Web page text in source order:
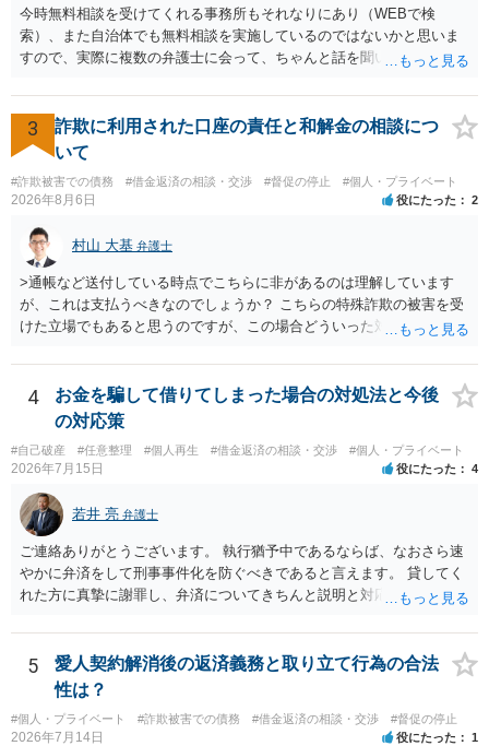
今時無料相談を受けてくれる事務所もそれなりにあり（WEBで検
索）、また自治体でも無料相談を実施しているのではないかと思いま
すので、実際に複数の弁護士に会って、ちゃんと話を聞いてくれる
はそもそも事案を把握できていないようですので、御相談の案件につ
いては弁護士として能力不足なのかもしれません。相手にしない方が
良いと思います。ただ、仮想通貨詐欺の被害回復は現実的には難しい
かもしれません。
3
詐欺に利用された口座の責任と和解金の相談につ
いて
#詐欺被害での債務 #借金返済の相談・交渉 #督促の停止 #個人・プライベート
2026年8月6日 役にたった 2
村山 大基 弁護士
>通帳など送付している時点でこちらに非があるのは理解しています
が、これは支払うべきなのでしょうか？ こちらの特殊詐欺の被害を受
けた立場でもあると思うのですが、この場合どういった対処が必要で
がいいとは思います。 そもそも、特殊詐欺関係なく旦那さんの行為
は法に触れる可能性もあります。 ＞100万を支払わず穏便に和解する
ことは可能でしょうか？ →一般的には難しいです。相談者さんも１０
０万円の被害を受けたとして、１円も払わないで和解したいと言われ
たら、 できるだけ重い刑罰を与えて欲しい、と思われるのではない
でしょうか。 ＞弁護士さんに入ってもらうことで支払額が下がること
はありますか？ そこはあり得ます、ただ、弁護士費用かけるならその
分賠償に回すことも考えられるので、 兼ね合いは考えてみましょう。
4
お金を騙して借りてしまった場合の対処法と今後
の対応策
#自己破産 #任意整理 #個人再生 #借金返済の相談・交渉 #個人・プライベート
2026年7月15日 役にたった 4
若井 亮 弁護士
ご連絡ありがとうございます。 執行猶予中であるならば、なおさら速
やかに弁済をして刑事事件化を防ぐべきであると言えます。 貸してく
れた方に真摯に謝罪し、弁済についてきちんと説明と対応を行ってい
5
愛人契約解消後の返済義務と取り立て行為の合法
性は？
#個人・プライベート #詐欺被害での債務 #借金返済の相談・交渉 #督促の停止
2026年7月14日 役にたった 1